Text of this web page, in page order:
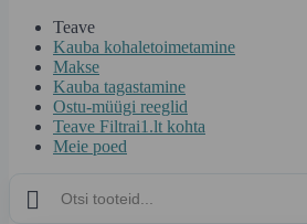
Teave
Kauba kohaletoimetamine
Makse
Kauba tagastamine
Ostu-müügi reeglid
Teave Filtrai1.lt kohta
Meie poed
